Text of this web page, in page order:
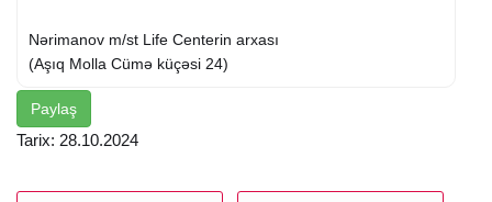
Nərimanov m/st Life Centerin arxası
(Aşıq Molla Cümə küçəsi 24)
Paylaş
Tarix: 28.10.2024